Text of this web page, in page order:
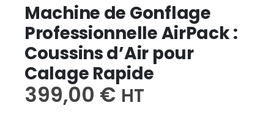
Machine de Gonflage
Professionnelle AirPack :
Coussins d’Air pour
Calage Rapide
399,00 € HT